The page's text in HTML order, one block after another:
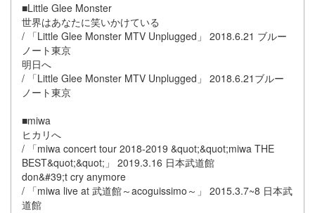
■Little Glee Monster
世界はあなたに笑いかけている
/ 「Little Glee Monster MTV Unplugged」 2018.6.21 ブルー
ノート東京
明日へ
/ 「Little Glee Monster MTV Unplugged」 2018.6.21ブルー
ノート東京
■miwa
ヒカリへ
/ 「miwa concert tour 2018-2019 &quot;&quot;miwa THE
BEST&quot;&quot;」 2019.3.16 日本武道館
don&#39;t cry anymore
/ 「miwa live at 武道館～acoguissimo～」 2015.3.7~8 日本武
道館